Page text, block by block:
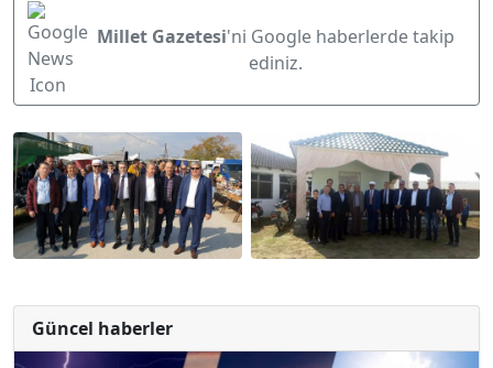
Millet Gazetesi'ni Google haberlerde takip
ediniz.
Güncel haberler